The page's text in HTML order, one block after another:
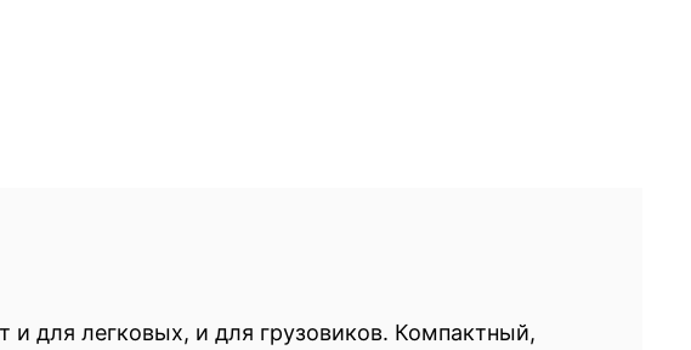
для легковых, и для грузовиков. Компактный,